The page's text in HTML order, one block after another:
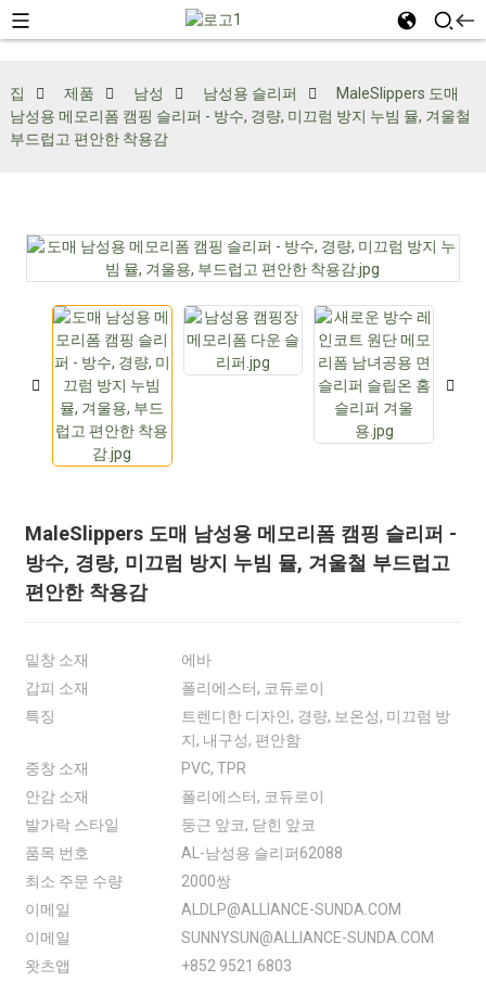
집 제품 남성 남성용 슬리퍼
MaleSlippers 도매
남성용 메모리폼 캠핑 슬리퍼 - 방수, 경량, 미끄럼 방지 누빔 뮬, 겨울철
부드럽고 편안한 착용감
MaleSlippers 도매 남성용 메모리폼 캠핑 슬리퍼 -
방수, 경량, 미끄럼 방지 누빔 뮬, 겨울철 부드럽고
편안한 착용감
밑창 소재
에바
갑피 소재
폴리에스터, 코듀로이
특징
트렌디한 디자인, 경량, 보온성, 미끄럼 방
지, 내구성, 편안함
중창 소재
PVC, TPR
안감 소재
폴리에스터, 코듀로이
발가락 스타일
둥근 앞코, 닫힌 앞코
품목 번호
AL-남성용 슬리퍼62088
최소 주문 수량
2000쌍
이메일
ALDLP@ALLIANCE-SUNDA.COM
이메일
SUNNYSUN@ALLIANCE-SUNDA.COM
왓츠앱
+852 9521 6803